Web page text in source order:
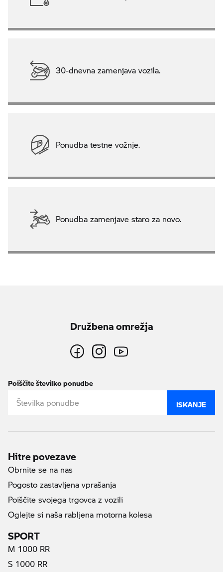
30-dnevna zamenjava vozila.
Ponudba testne vožnje.
Ponudba zamenjave staro za novo.
Družbena omrežja
Poiščite številko ponudbe
ISKANJE
Hitre povezave
Obrnite se na nas
Pogosto zastavljena vprašanja
Poiščite svojega trgovca z vozili
Oglejte si naša rabljena motorna kolesa
SPORT
M 1000 RR
S 1000 RR